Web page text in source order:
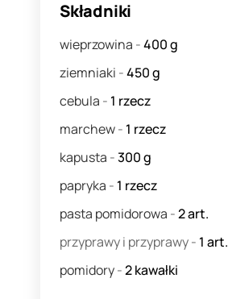
Składniki
wieprzowina -400g
ziemniaki -450g
cebula - 1 rzecz
marchew- 1 rzecz
kapusta -300g
papryka - 1 rzecz
pasta pomidorowa -2art.
przyprawy i przyprawy- 1 art.
pomidory-2kawałki